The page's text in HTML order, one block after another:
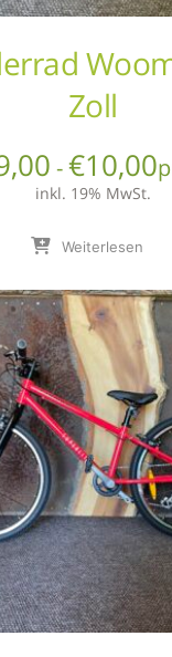
Zoll
-€10,00
inkl. 19% MwSt.
Weiterlesen